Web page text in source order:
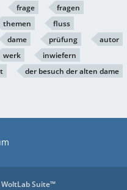
frage
fragen
themen
fluss
dame prüfung
autor
werk
inwiefern
der besuch der alten dame
WoltLab Suite™